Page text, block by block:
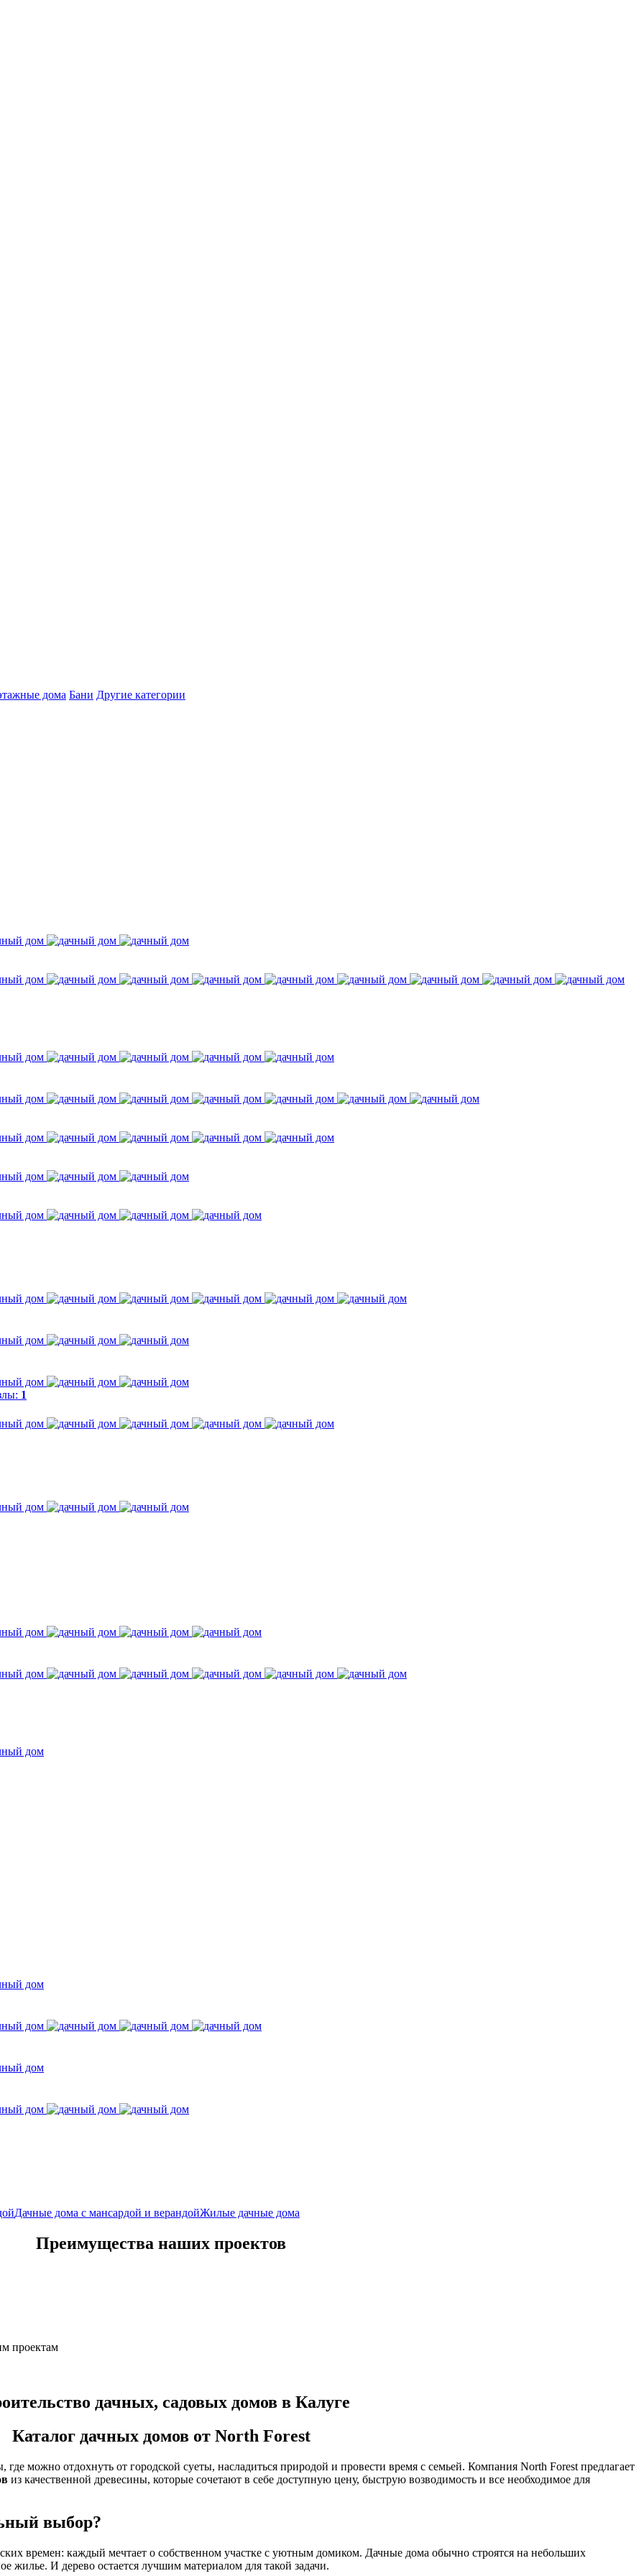
дома Бани Другие категории
1
Дачные дома с мансардой и верандойЖилые дачные дома
Преимущества наших проектов
проектам
дачных, садовых домов в Калуге
Каталог дачных домов от North Forest
можно отдохнуть от городской суеты, насладиться природой и провести время с семьей. Компания North Forest предлагает
из качественной древесины, которые сочетают в себе доступную цену, быструю возводимость и все необходимое для
выбор?
времен: каждый мечтает о собственном участке с уютным домиком. Дачные дома обычно строятся на небольших
жилье. И дерево остается лучшим материалом для такой задачи.